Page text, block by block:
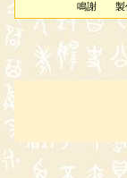
鳴謝
製